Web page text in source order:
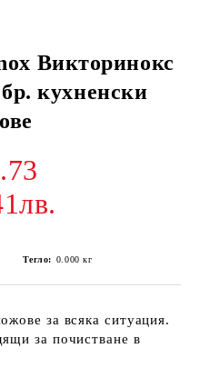
Викторинокс
кухненски
Тегло: 0.000 кг
за всяка ситуация.
за почистване в